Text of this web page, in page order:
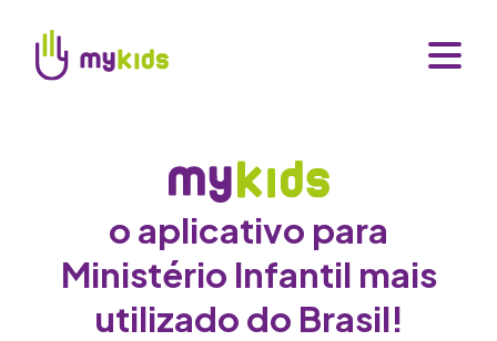
o aplicativo para
Ministério Infantil mais
utilizado do Brasil!